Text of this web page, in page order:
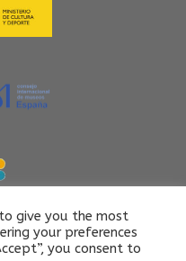
give you the most
your preferences
you consent to